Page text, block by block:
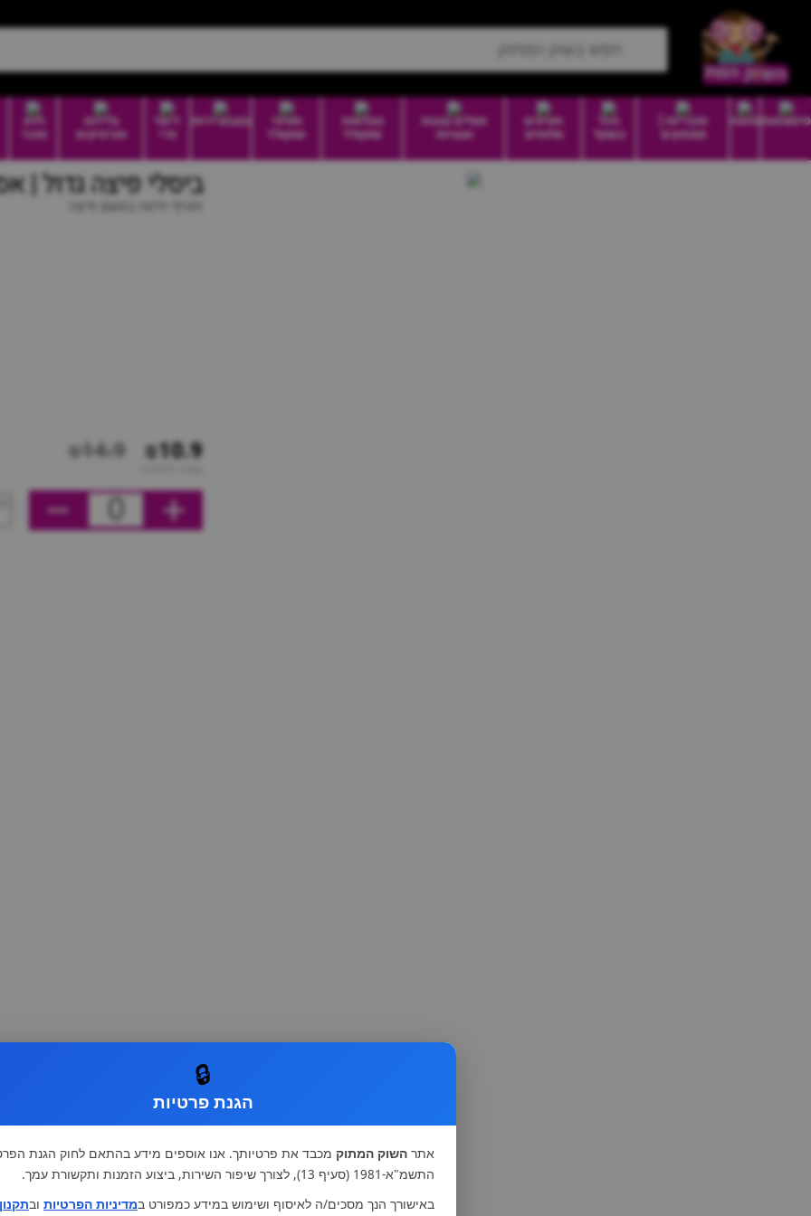
סיטונאותמזווה
סוכריות |
ממתקים
הכל
בשקל
חטיפים
מלוחים
וופלים עוגות
ועוגיות
טבלאות
שוקולד
חטיפי
שוקולד
בונבוניירות
דיוטי
פרי
גלידות
וארטיקים
ללא
סוכר
ביסלי פיצה גדול |
חטיף חיטה בטעם פיצה
₪10.9
₪14.9
0
🔒
הגנת פרטיות
אתר השוק המתוק מכבד את פרטיותך. אנו אוספים מידע בהתאם לחוק הגנת
התשמ"א-1981 (סעיף 13), לצורך שיפור השירות, ביצוע הזמנות ותקשורת עמך.
באישורך הנך מסכים/ה לאיסוף ושימוש במידע כמפורט במדיניות הפרטיות ובתקנון